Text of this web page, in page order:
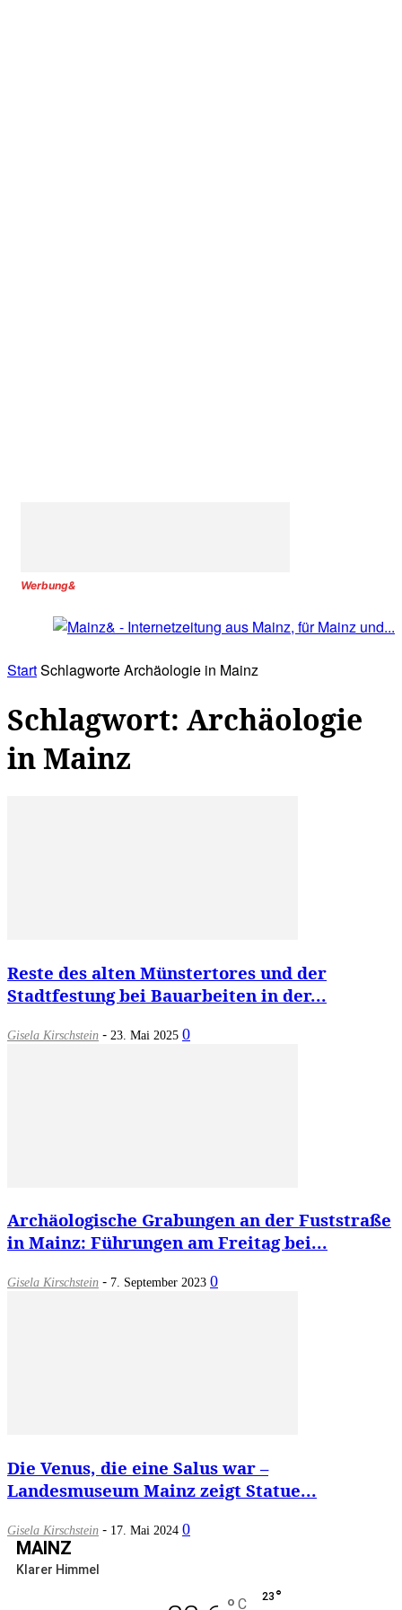
Werbung&
StartSchlagworteArchäologie in Mainz
Schlagwort: Archäologie
in Mainz
Reste des alten Münstertores und der
Stadtfestung bei Bauarbeiten in der...
Gisela Kirschstein - 23. Mai 2025 0
Archäologische Grabungen an der Fuststraße
in Mainz: Führungen am Freitag bei...
Gisela Kirschstein - 7. September 2023 0
Die Venus, die eine Salus war –
Landesmuseum Mainz zeigt Statue...
Gisela Kirschstein - 17. Mai 2024 0
MAINZ
Klarer Himmel
C 23 °